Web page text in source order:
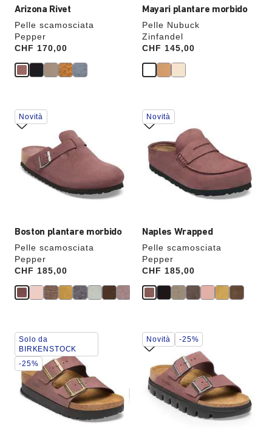
Arizona Rivet
Pelle scamosciata
Pepper
Price:
CHF 170,00
Mayari plantare morbido
Pelle Nubuck
Zinfandel
Price:
CHF 145,00
Boston plantare morbido
Pelle scamosciata
Pepper
Price:
CHF 185,00
Interagendo
con
dei
colori,
l’immagine
Novità
Naples Wrapped
Pelle scamosciata
Pepper
Price:
CHF 185,00
Interagendo
con
anteprime
dei
colori,
l’immagine
Novità
Interagendo
con
le
anteprime
dei
colori,
l’immagine
Solo da
BIRKENSTOCK
-25%
Interagendo
con
anteprime
dei
colori,
l’immagine
Novità -25%